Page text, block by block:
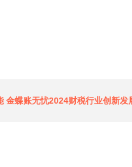
金蝶账无忧2024财税行业创新发